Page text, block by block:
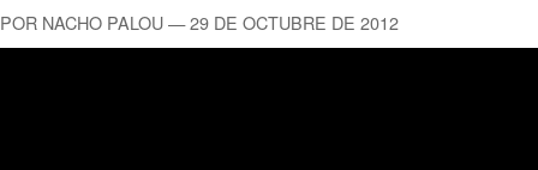
POR NACHO PALOU —29 DE OCTUBRE DE 2012